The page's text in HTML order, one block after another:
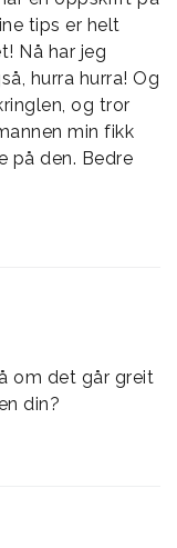
tips er helt
Nå har jeg
hurra hurra! Og
og tror
min fikk
på den. Bedre
om det går greit
din?